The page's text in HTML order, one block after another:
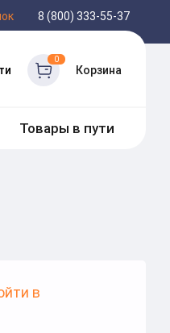
8 (800) 333-55-37
0
Корзина
Товары в пути
в